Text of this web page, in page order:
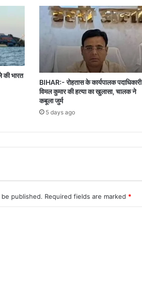
की भारत
BIHAR:- रोहतास के कार्यपालक पदाधिकारी
विमल कुमार की हत्या का खुलासा, चालक ने
कबूला जुर्म
5 days ago
published. Required fields are marked *